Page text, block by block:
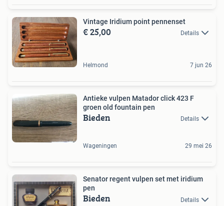
Vintage Iridium point pennenset
€ 25,00 Details
Helmond 7 jun 26
Antieke vulpen Matador click 423 F
groen old fountain pen
Bieden Details
Wageningen 29 mei 26
Senator regent vulpen set met iridium
pen
Bieden Details